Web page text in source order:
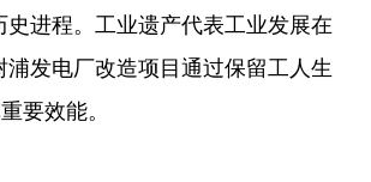
进程。工业遗产代表工业发展在
发电厂改造项目通过保留工人生
要效能。